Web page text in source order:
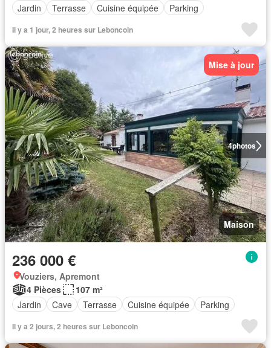
Jardin
Terrasse Cuisine équipée Parking
Il y a 1 jour, 2 heures sur Leboncoin
4photos
Mise à jour
Maison
236 000 €
Vouziers, Apremont
4 Pièces
107 m²
Jardin
Cave Terrasse Cuisine équipée Parking
Il y a 2 jours, 2 heures sur Leboncoin